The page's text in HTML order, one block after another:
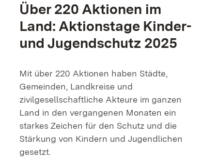
Über 220 Aktionen im
Land: Aktionstage Kinder-
und Jugendschutz 2025
Mit über 220 Aktionen haben Städte,
Gemeinden, Landkreise und
zivilgesellschaftliche Akteure im ganzen
Land in den vergangenen Monaten ein
starkes Zeichen für den Schutz und die
Stärkung von Kindern und Jugendlichen
gesetzt.